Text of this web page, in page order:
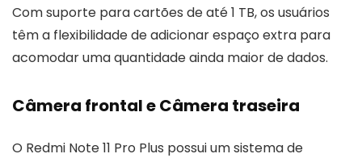
Com suporte para cartões de até 1 TB, os usuários
têm a flexibilidade de adicionar espaço extra para
acomodar uma quantidade ainda maior de dados.
Câmera frontal e Câmera traseira
O Redmi Note 11 Pro Plus possui um sistema de